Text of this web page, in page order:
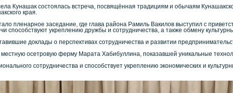
Кунашак состоялась встреча, посвящённая традициям и обычаям
края.
пленарное заседание, где глава района Рамиль Вакилов выступил с
способствуют укреплению дружбы и сотрудничества, а также обмену
доклады о перспективах сотрудничества и развитии
осетровую ферму Марата Хабибуллина, показавшей уникальные
сотрудничества и способствует укреплению экономических и